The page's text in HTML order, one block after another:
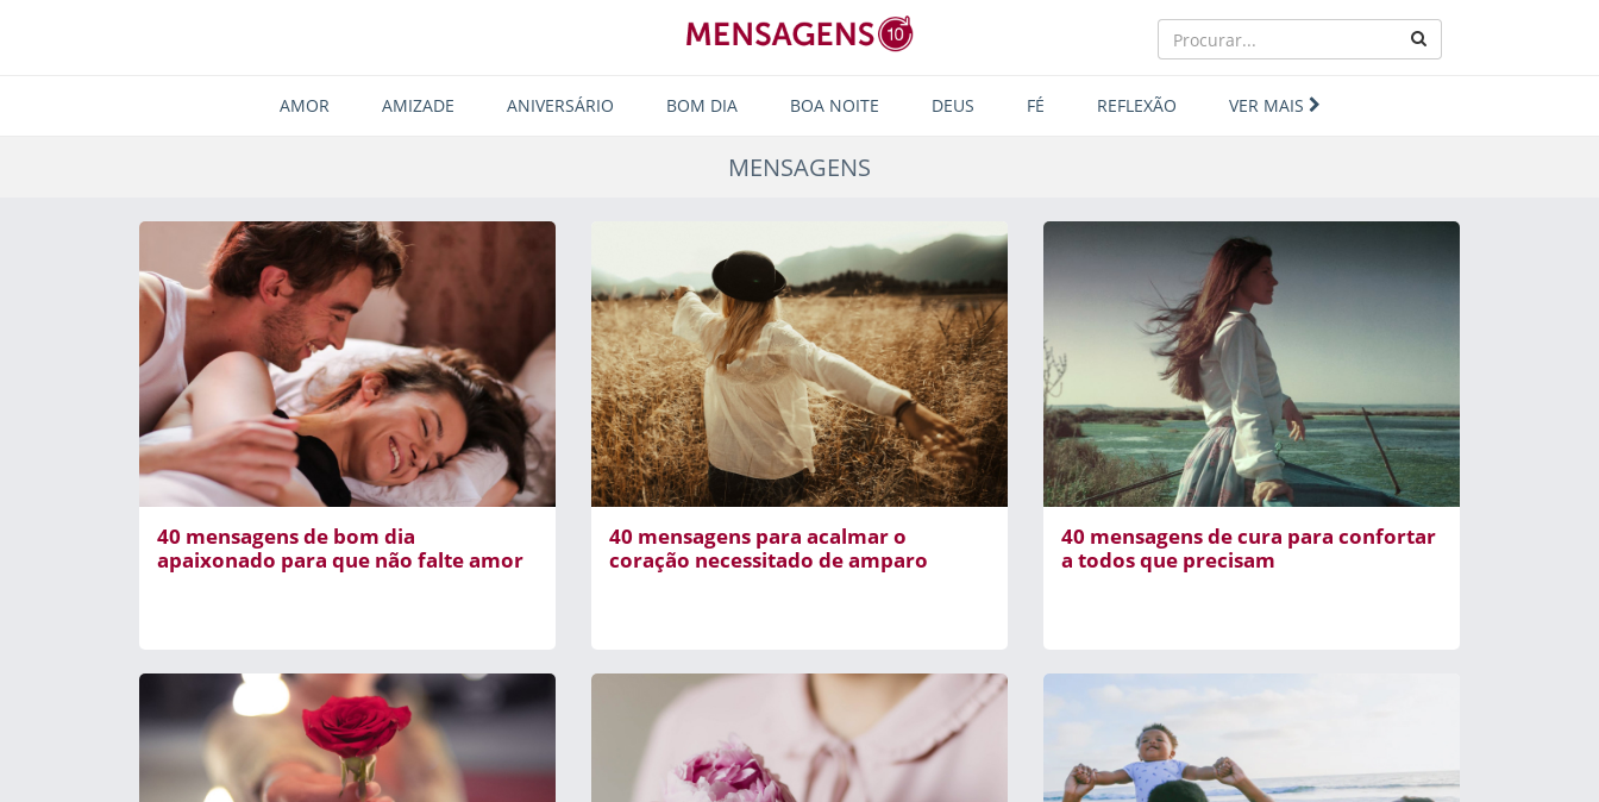
AMOR AMIZADE ANIVERSÁRIO BOM DIA BOA NOITE DEUS FÉ REFLEXÃO VER MAIS
MENSAGENS
40 mensagens de bom dia
apaixonado para que não falte amor
40 mensagens para acalmar o
coração necessitado de amparo
40 mensagens de cura para confortar
a todos que precisam